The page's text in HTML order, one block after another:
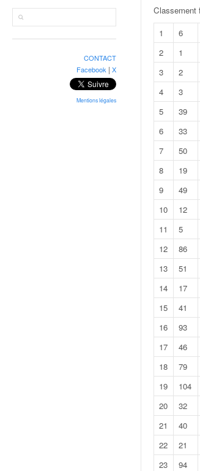
CONTACT
Facebook | X
Mentions légales
Classement
1
6
2
1
3
2
4
3
5
39
6
33
7
50
8
19
9
49
10
12
11
5
12
86
13
51
14
17
15
41
16
93
17
46
18
79
19
104
20
32
21
40
22
21
23
94